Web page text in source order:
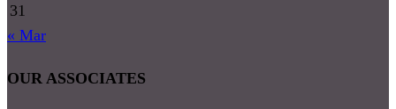
31
« Mar
OUR ASSOCIATES